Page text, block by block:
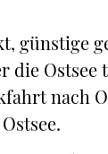
günstige
die
nach